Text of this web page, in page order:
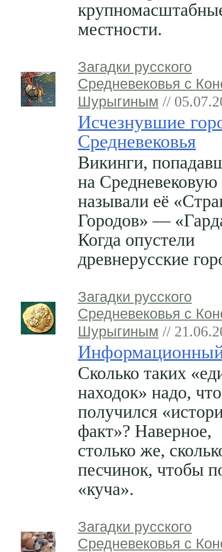
местности.
Загадки русского
Средневековья с
Шурыгиным //
Исчезнувшие
Средневековья
Викинги,
на Средневековую
называли её
Городов» —
Когда опустели
древнерусские
Загадки русского
Средневековья с
Шурыгиным //
Сколько таких
находок» надо,
получился
факт»? Наверное,
столько же,
песчинок, чтобы
«куча».
Загадки русского
Средневековья с